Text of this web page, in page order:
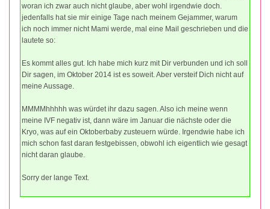
woran ich zwar auch nicht glaube, aber wohl irgendwie doch.
jedenfalls hat sie mir einige Tage nach meinem Gejammer, warum
ich noch immer nicht Mami werde, mal eine Mail geschrieben und die
lautete so:
Es kommt alles gut. Ich habe mich kurz mit Dir verbunden und ich soll
Dir sagen, im Oktober 2014 ist es soweit. Aber versteif Dich nicht auf
meine Aussage.
MMMMhhhhh was würdet ihr dazu sagen. Also ich meine wenn
meine IVF negativ ist, dann wäre im Januar die nächste oder die
Kryo, was auf ein Oktoberbaby zusteuern würde. Irgendwie habe ich
mich schon fast daran festgebissen, obwohl ich eigentlich wie gesagt
nicht daran glaube.
Sorry der lange Text.